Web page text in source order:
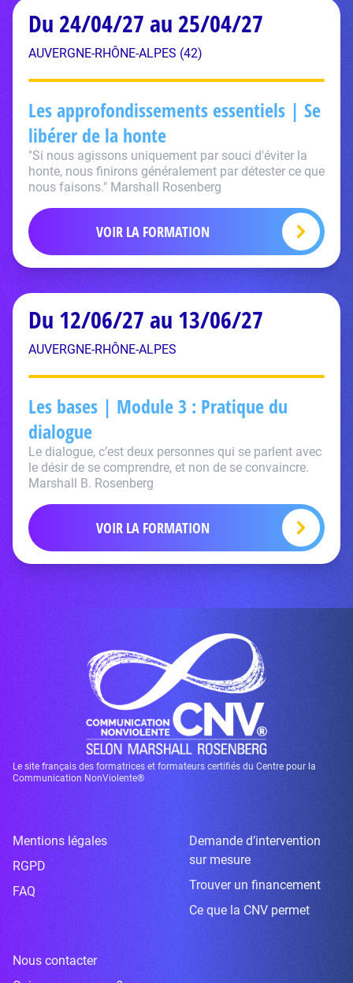
Du 24/04/27 au 25/04/27
AUVERGNE-RHÔNE-ALPES (42)
Les approfondissements essentiels | Se
libérer de la honte
"Si nous agissons uniquement par souci d'éviter la
honte, nous finirons généralement par détester ce que
nous faisons." Marshall Rosenberg
VOIR LA FORMATION
Du 12/06/27 au 13/06/27
AUVERGNE-RHÔNE-ALPES
Les bases | Module 3 : Pratique du
dialogue
Le dialogue, c’est deux personnes qui se parlent avec
le désir de se comprendre, et non de se convaincre.
Marshall B. Rosenberg
VOIR LA FORMATION
Le site français des formatrices et formateurs certifiés du Centre pour la
Communication NonViolente®
Mentions légales
RGPD
FAQ
Demande d’intervention
sur mesure
Trouver un financement
Ce que la CNV permet
Nous contacter